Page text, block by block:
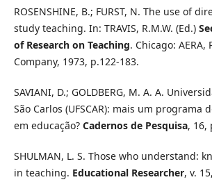
ROSENSHINE, B.; FURST, N. The use of
study teaching. In: TRAVIS, R.M.W. (Ed.)
of Research on Teaching. Chicago:
Company, 1973, p.122-183.
SAVIANI, D.; GOLDBERG, M. A. A.
São Carlos (UFSCAR): mais um programa
em educação? Cadernos de Pesquisa, 16,
SHULMAN, L. S. Those who understand:
in teaching. Educational Researcher, v.